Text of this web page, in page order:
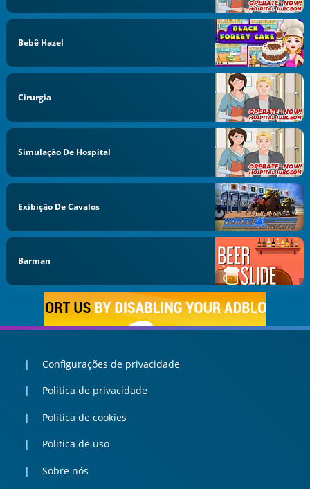
Bebê Hazel
Cirurgia
Simulação De Hospital
Exibição De Cavalos
Barman
Configurações de privacidade
Politica de privacidade
Politica de cookies
Politica de uso
Sobre nós